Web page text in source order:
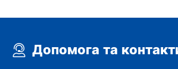
Допомога та